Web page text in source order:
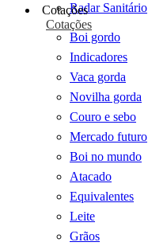
Radar Sanitário
Cotações
Cotações
Boi gordo
Indicadores
Vaca gorda
Novilha gorda
Couro e sebo
Mercado futuro
Boi no mundo
Atacado
Equivalentes
Leite
Grãos